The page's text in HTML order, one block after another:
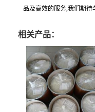
品及高效的服务,我们期
相关产品：